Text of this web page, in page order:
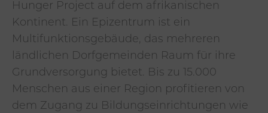
Hunger Project auf dem afrikanischen
Kontinent. Ein Epizentrum ist ein
Multifunktionsgebäude, das mehreren
ländlichen Dorfgemeinden Raum für ihre
Grundversorgung bietet. Bis zu 15.000
Menschen aus einer Region profitieren von
dem Zugang zu Bildungseinrichtungen wie